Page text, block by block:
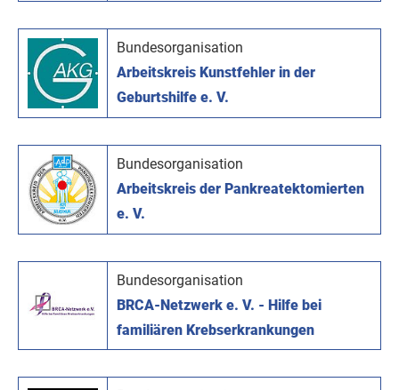
Bundesorganisation
Arbeitskreis Kunstfehler in der
Geburtshilfe e. V.
Bundesorganisation
Arbeitskreis der Pankreatektomierten
e. V.
Bundesorganisation
BRCA-Netzwerk e. V. - Hilfe bei
familiären Krebserkrankungen